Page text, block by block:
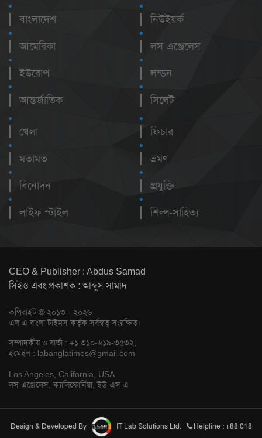
বাংলাদেশ
আমেরিকা
ইউরোপ
আন্তর্জাতিক
নিউইয়র্ক
লস এঞ্জেলেস
লন্ডন
সিলেট
খেলা
মতামত
বিনোদন
লাইফ স্টাইল
ফিচার
ভ্রমণ
প্রযুক্তি
শিল্প-সাহিত্য
CEO & Publisher : Abdus Samad
সিইও এবং প্রকাশক : আব্দুস সামাদ
কপিরাইট © ২০১৩ - ২০২৬
এল এ বাংলা টাইমস কর্তৃক সর্বস্বত্ব সংরক্ষিত।
সম্পাদকীয় ও বার্তা : +১ ৩১০-৬১৯-৩৫৩২,
ইমেইল : labanglatimes@gmail.com
Los Angeles, California, USA
লস এঞ্জেলেস, ক্যালিফোর্নিয়া, ইউ এস এ
Design & Developed By IT Lab Solutions Ltd. Helpline : +88 018